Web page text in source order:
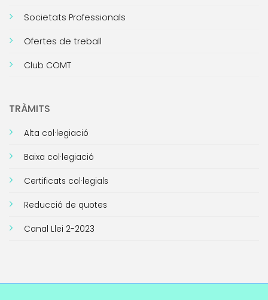
Societats Professionals
Ofertes de treball
Club COMT
TRÀMITS
Alta col·legiació
Baixa col·legiació
Certificats col·legials
Reducció de quotes
Canal Llei 2-2023